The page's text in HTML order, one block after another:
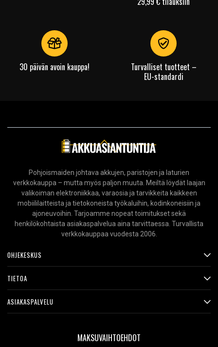
30 päivän avoin kauppa!
Turvalliset tuotteet –
EU-standardi
Pohjoismaiden johtava akkujen, paristojen ja laturien
verkkokauppa – mutta myös paljon muuta. Meiltä löydät laajan
valikoiman elektroniikkaa, varaosia ja tarvikkeita kaikkeen
mobiililaitteista ja tietokoneista työkaluihin, kodinkoneisiin ja
ajoneuvoihin. Tarjoamme nopeat toimitukset sekä
henkilökohtaista asiakaspalvelua aina tarvittaessa. Turvallista
verkkokauppaa vuodesta 2006.
OHJEKESKUS
TIETOA
ASIAKASPALVELU
MAKSUVAIHTOEHDOT